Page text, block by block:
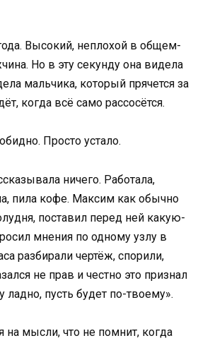
Высокий, неплохой в общем-
Но в эту секунду она видела
мальчика, который прячется за
когда всё само рассосётся.
Просто устало.
ничего. Работала,
пила кофе. Максим как обычно
поставил перед ней какую-
мнения по одному узлу в
разбирали чертёж, спорили,
не прав и честно это признал
ладно, пусть будет по-твоему».
на мысли, что не помнит, когда